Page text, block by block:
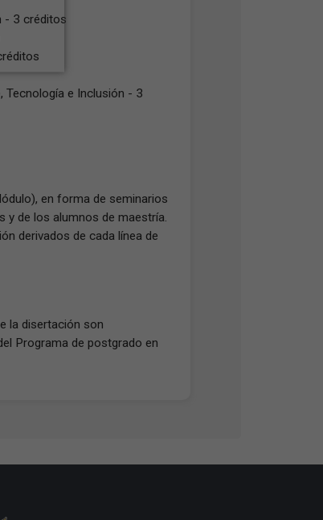
- 3 créditos
Tecnología e Inclusión - 3
en forma de seminarios
y de los alumnos de maestría.
derivados de cada línea de
la disertación son
Programa de postgrado en